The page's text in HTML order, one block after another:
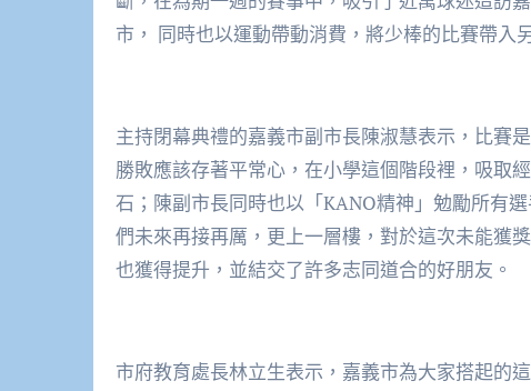
市， 同時也以運動帶動消費，將少棒的比賽帶入
主持閉幕典禮的嘉義市副市長陳淑慧表示，比賽
勝敗應該存著平常心，在小學這個階段裡，吸取
石；陳副市長同時也以「KANO精神」勉勵所有
們未來再接再厲，更上一層樓，對於這次未能獲
也獲得提升，並結交了許多志同道合的好朋友。
市府教育處長林立生表示，嘉義市為大家搭起的